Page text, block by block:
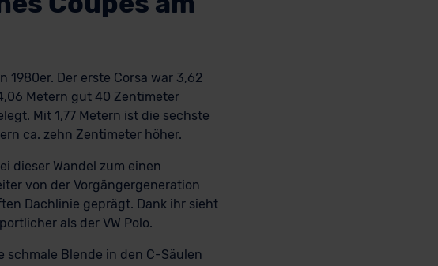
1980er. Der erste Corsa war 3,62
Metern gut 40 Zentimeter
Mit 1,77 Metern ist die sechste
ca. zehn Zentimeter höher.
dieser Wandel zum einen
von der Vorgängergeneration
Dachlinie geprägt. Dank ihr sieht
als der VW Polo.
Blende in den C-Säulen